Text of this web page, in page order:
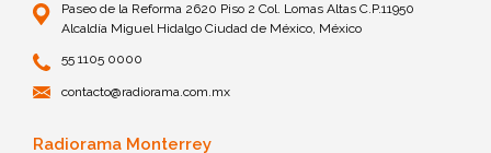
Paseo de la Reforma 2620 Piso 2 Col. Lomas Altas C.P.11950
Alcaldía Miguel Hidalgo Ciudad de México, México
55 1105 0000
contacto@radiorama.com.mx
Radiorama Monterrey